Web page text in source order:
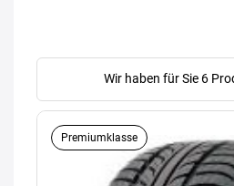
Wir haben für Sie 6
Premiumklasse